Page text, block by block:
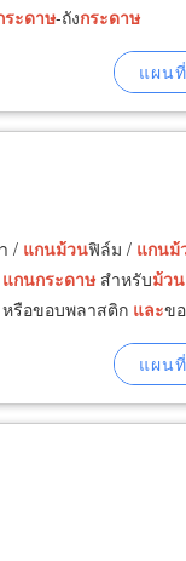
ระดาษ-ถังกระดาษ
/ แกนม้วนฟิล์ม / แกนม้
แกนกระดาษ สำหรับม้วน
หรือขอบพลาสติก และข